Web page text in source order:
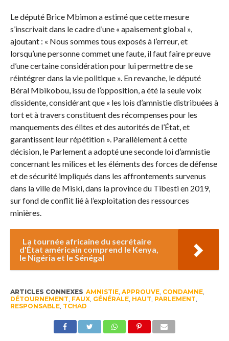
Le député Brice Mbimon a estimé que cette mesure
s’inscrivait dans le cadre d’une « apaisement global »,
ajoutant : « Nous sommes tous exposés à l’erreur, et
lorsqu’une personne commet une faute, il faut faire preuve
d’une certaine considération pour lui permettre de se
réintégrer dans la vie politique ». En revanche, le député
Béral Mbikobou, issu de l’opposition, a été la seule voix
dissidente, considérant que « les lois d’amnistie distribuées à
tort et à travers constituent des récompenses pour les
manquements des élites et des autorités de l’État, et
garantissent leur répétition ». Parallèlement à cette
décision, le Parlement a adopté une seconde loi d’amnistie
concernant les milices et les éléments des forces de défense
et de sécurité impliqués dans les affrontements survenus
dans la ville de Miski, dans la province du Tibesti en 2019,
sur fond de conflit lié à l’exploitation des ressources
minières.
La tournée africaine du secrétaire
d'État américain comprend le Kenya,
le Nigéria et le Sénégal
ARTICLES CONNEXES AMNISTIE, APPROUVE, CONDAMNE,
DÉTOURNEMENT, FAUX, GÉNÉRALE, HAUT, PARLEMENT,
RESPONSABLE, TCHAD